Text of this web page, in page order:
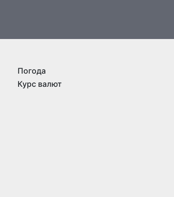
Погода
Курс валют